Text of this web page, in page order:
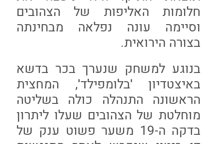
חלומות האליפות של הצהובים
וסיימה עונה נפלאה מבחינתה
בצורה הירואית.
בנוגע למשחק שנערך בכר בדשא
באיצטדיון 'בלומפילד', המחצית
הראשונה התנהלה כולה בשליטה
מוחלטת של הצהובים שעלו ליתרון
בדקה ה-19 משער פשוט ענק של